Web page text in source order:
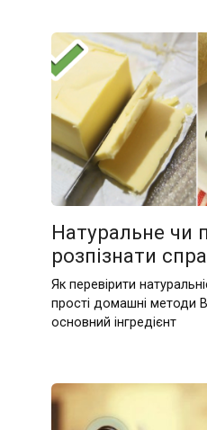
Натуральне чи
розпізнати
Як перевірити
прості домашні методи
основний інгредієнт